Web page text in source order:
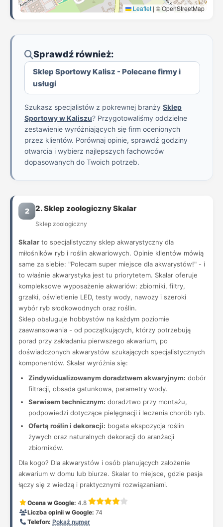
Leaflet | © OpenStreetMap
Sprawdź również:
Sklep Sportowy Kalisz - Polecane firmy i
usługi
Szukasz specjalistów z pokrewnej branży Sklep
Sportowy w Kaliszu? Przygotowaliśmy oddzielne
zestawienie wyróżniających się firm ocenionych
przez klientów. Porównaj opinie, sprawdź godziny
otwarcia i wybierz najlepszych fachowców
dopasowanych do Twoich potrzeb.
2 2. Sklep zoologiczny Skalar
Sklep zoologiczny
Skalar to specjalistyczny sklep akwarystyczny dla
miłośników ryb i roślin akwariowych. Opinie klientów mówią
same za siebie: "Polecam super miejsce dla akwarystów!" - i
to właśnie akwarystyka jest tu priorytetem. Skalar oferuje
kompleksowe wyposażenie akwariów: zbiorniki, filtry,
grzałki, oświetlenie LED, testy wody, nawozy i szeroki
wybór ryb słodkowodnych oraz roślin.
Sklep obsługuje hobbystów na każdym poziomie
zaawansowania - od początkujących, którzy potrzebują
porad przy zakładaniu pierwszego akwarium, po
doświadczonych akwarystów szukających specjalistycznych
komponentów. Skalar wyróżnia się:
Zindywidualizowanym doradztwem akwaryjnym: dobór
filtracji, obsada gatunkowa, parametry wody.
Serwisem technicznym: doradztwo przy montażu,
podpowiedzi dotyczące pielęgnacji i leczenia chorób ryb.
Ofertą roślin i dekoracji: bogata ekspozycja roślin
żywych oraz naturalnych dekoracji do aranżacji
zbiorników.
Dla kogo? Dla akwarystów i osób planujących założenie
akwarium w domu lub biurze. Skalar to miejsce, gdzie pasja
łączy się z wiedzą i praktycznymi rozwiązaniami.
Ocena w Google: 4.8
Liczba opinii w Google: 74
Telefon: Pokaż numer